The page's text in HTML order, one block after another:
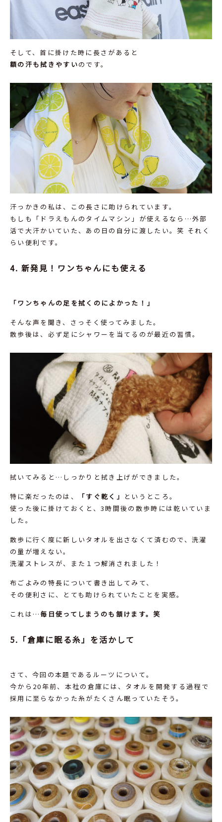
そして、首に掛けた時に長さがあると
額の汗も拭きやすいのです。
汗っかきの私は、この長さに助けられています。
もしも「ドラえもんのタイムマシン」が使えるなら…外部
活で大汗かいていた、あの日の自分に渡したい。笑 それく
らい便利です。
4. 新発見！ワンちゃんにも使える
「ワンちゃんの足を拭くのによかった！」
そんな声を聞き、さっそく使ってみました。
散歩後は、必ず足にシャワーを当てるのが最近の習慣。
拭いてみると…しっかりと拭き上げができました。
特に楽だったのは、 「すぐ乾く」
というところ。
使った後に掛けておくと、3時間後の散歩時には乾いていま
した。
散歩に行く度に新しいタオルを出さなくて済むので、洗濯
の量が増えない。
洗濯ストレスが、また１つ解消されました！
布ごよみの特長について書き出してみて、
その便利さに、とても助けられていたことを実感。
これは… 毎日使ってしまうのも頷けます。笑
5.「倉庫に眠る糸」を活かして
さて、今回の本題であるルーツについて。
今から20年前、本社の倉庫には、タオルを開発する過程で
採用に至らなかった糸がたくさん眠っていたそう。